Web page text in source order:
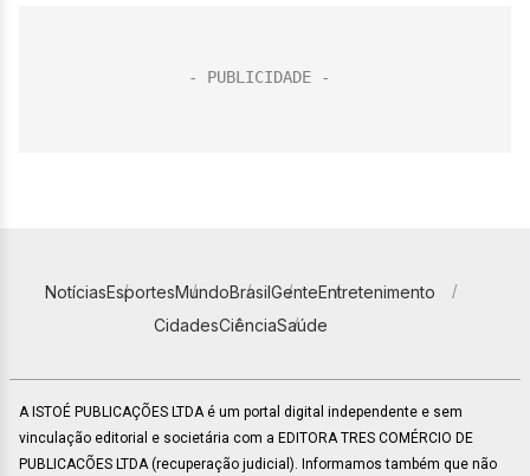
NotíciasEsportesMundoBrasilGenteEntretenimento
CidadesCiênciaSaúde
A ISTOÉ PUBLICAÇÕES LTDA é um portal digital independente e sem
vinculação editorial e societária com a EDITORA TRES COMÉRCIO DE
PUBLICACÕES LTDA (recuperação judicial). Informamos também que não